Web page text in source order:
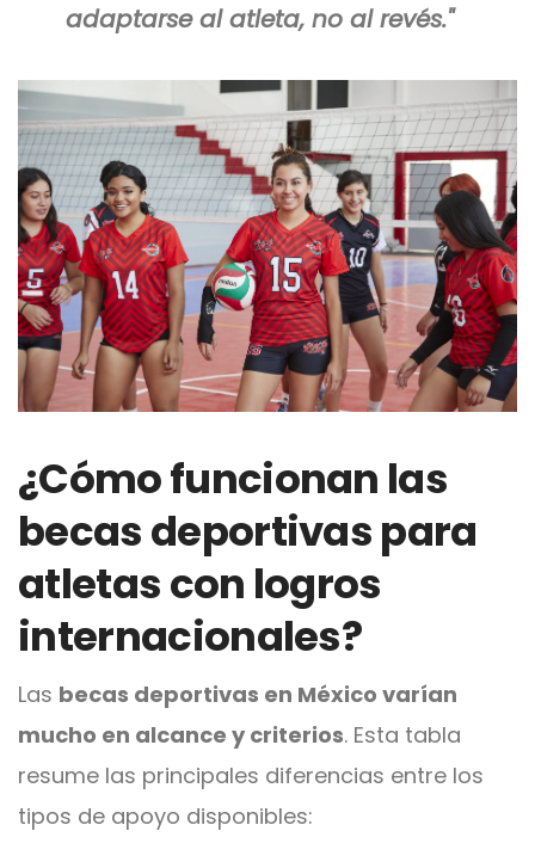
adaptarse al atleta, no al revés."
¿Cómo funcionan las
becas deportivas para
atletas con logros
internacionales?
Las becas deportivas en México varían
mucho en alcance y criterios. Esta tabla
resume las principales diferencias entre los
tipos de apoyo disponibles: